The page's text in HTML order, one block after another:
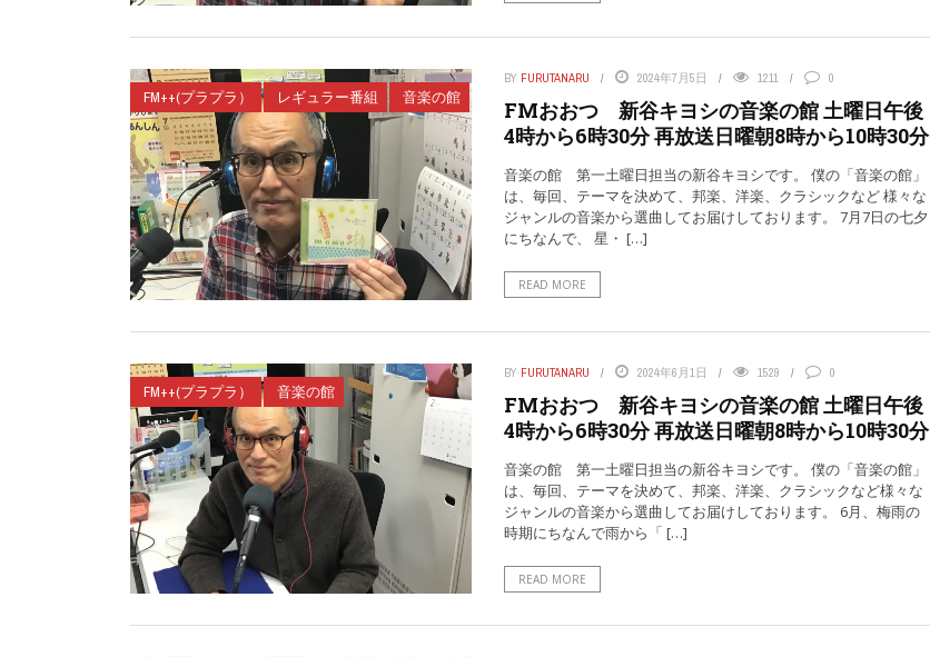
FM++(プラプラ） レギュラー番組 音楽の館
BY FURUTANARU 2024年7月5日 1211 0
FMおおつ 新谷キヨシの音楽の館 土曜日午後
4時から6時30分 再放送日曜朝8時から10時30分
音楽の館 第一土曜日担当の新谷キヨシです。 僕の「音楽の館」
は、毎回、テーマを決めて、邦楽、洋楽、クラシックなど 様々な
ジャンルの音楽から選曲してお届けしております。 7月7日の七夕
にちなんで、 星・ […]
READ MORE
FM++(プラプラ） 音楽の館
BY FURUTANARU 2024年6月1日 1529 0
FMおおつ 新谷キヨシの音楽の館 土曜日午後
4時から6時30分 再放送日曜朝8時から10時30分
音楽の館 第一土曜日担当の新谷キヨシです。 僕の「音楽の館」
は、毎回、テーマを決めて、邦楽、洋楽、クラシックなど様々な
ジャンルの音楽から選曲してお届けしております。 6月、梅雨の
時期にちなんで雨から「 […]
READ MORE